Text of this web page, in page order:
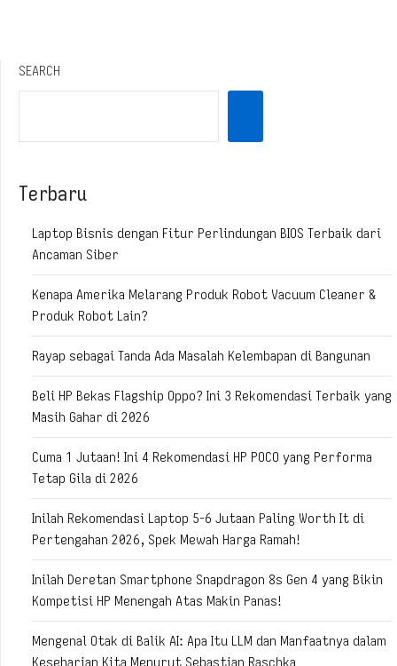
SEARCH
Terbaru
Laptop Bisnis dengan Fitur Perlindungan BIOS Terbaik dari
Ancaman Siber
Kenapa Amerika Melarang Produk Robot Vacuum Cleaner &
Produk Robot Lain?
Rayap sebagai Tanda Ada Masalah Kelembapan di Bangunan
Beli HP Bekas Flagship Oppo? Ini 3 Rekomendasi Terbaik yang
Masih Gahar di 2026
Cuma 1 Jutaan! Ini 4 Rekomendasi HP POCO yang Performa
Tetap Gila di 2026
Inilah Rekomendasi Laptop 5-6 Jutaan Paling Worth It di
Pertengahan 2026, Spek Mewah Harga Ramah!
Inilah Deretan Smartphone Snapdragon 8s Gen 4 yang Bikin
Kompetisi HP Menengah Atas Makin Panas!
Mengenal Otak di Balik AI: Apa Itu LLM dan Manfaatnya dalam
Keseharian Kita Menurut Sebastian Raschka